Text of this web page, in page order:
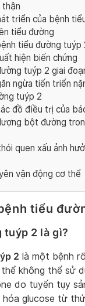
thận
triển của bệnh
tiểu đường
tiểu đường tuýp
hiện biến chứng
tuýp 2 giai
ngừa tiến triển
tuýp 2
đồ điều trị của
bột đường
quen xấu ảnh
vận động cơ thể
tiểu
tuýp 2 là gì?
2 là một bệnh
không thể sử
do tuyến tụy
glucose từ